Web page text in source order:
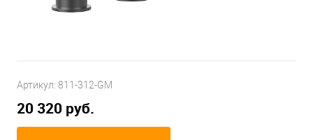
Артикул: 811-312-GM
20 320 руб.